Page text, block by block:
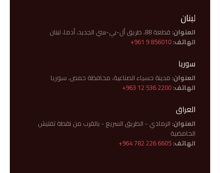
لبنان
العنوان: قطعة 88، طريق أل-بي-سي الجديد، أدما، لبنان
الهاتف:+961 9 856010
سوريا
العنوان: مدينة حسياء الصناعية، محافظة حمص، سوريا
الهاتف:+963 12 536 2200
العراق
العنوان: الرمادي - الطريق السريع - بالقرب من نقطة تفتيش
الحامضية
الهاتف:+964 782 226 6605